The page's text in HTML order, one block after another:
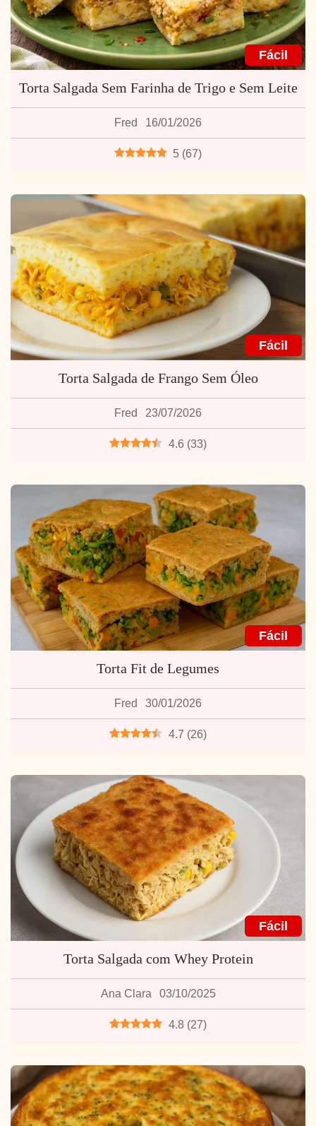
Fácil
Torta Salgada Sem Farinha de Trigo e Sem Leite
Fred 16/01/2026
5 (67)
Fácil
Torta Salgada de Frango Sem Óleo
Fred 23/07/2026
4.6 (33)
Fácil
Torta Fit de Legumes
Fred 30/01/2026
4.7 (26)
Fácil
Torta Salgada com Whey Protein
Ana Clara 03/10/2025
4.8 (27)